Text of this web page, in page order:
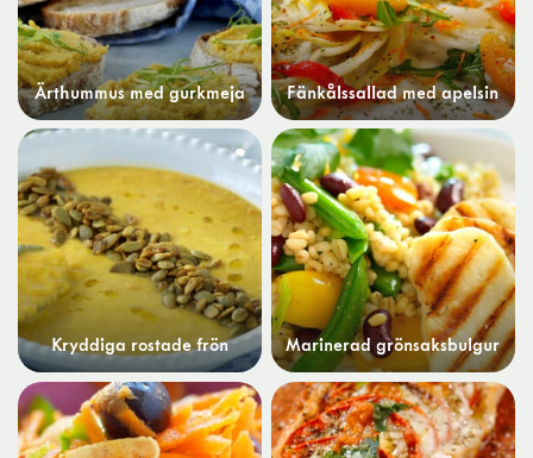
Ärthummus med gurkmeja Fänkålssallad med apelsin
Kryddiga rostade frön Marinerad grönsaksbulgur